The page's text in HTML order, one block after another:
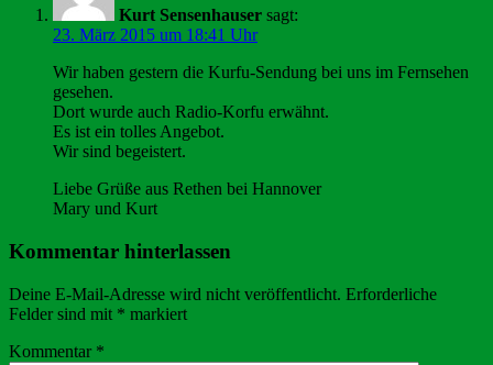
Kurt Sensenhauser sagt:
23. März 2015 um 18:41 Uhr
Wir haben gestern die Kurfu-Sendung bei uns im Fernsehen
gesehen.
Dort wurde auch Radio-Korfu erwähnt.
Es ist ein tolles Angebot.
Wir sind begeistert.
Liebe Grüße aus Rethen bei Hannover
Mary und Kurt
Kommentar hinterlassen
Deine E-Mail-Adresse wird nicht veröffentlicht. Erforderliche
Felder sind mit * markiert
Kommentar *